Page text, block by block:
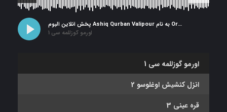
پخش آنلاین آلبوم Ashiq Qurban Valipour به نام Ormo Guzelmahsi
1 اورمو گوزللمه سی
1 اورمو گوزللمه سی
2 انزل کئشیش اوغلوسو
3 قره عینی